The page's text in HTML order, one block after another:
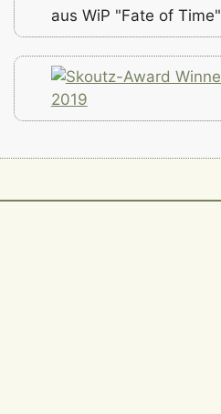
aus WiP "Fate of Time"